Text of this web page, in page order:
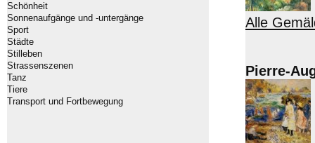
Schönheit
Sonnenaufgänge und -untergänge
Sport
Städte
Stilleben
Strassenszenen
Tanz
Tiere
Transport und Fortbewegung
Alle
Pierre-